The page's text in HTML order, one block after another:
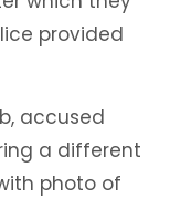
provided
accused
a different
photo of